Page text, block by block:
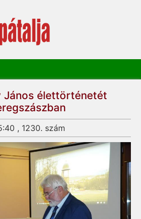
János élettörténetét
, 1230. szám